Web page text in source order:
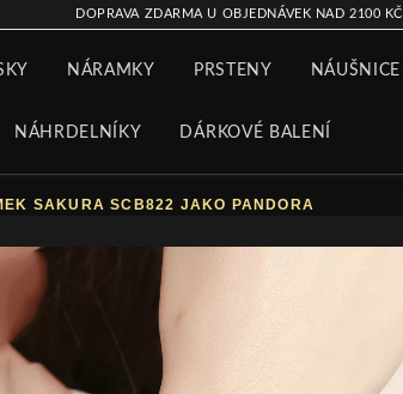
DOPRAVA ZDARMA U OBJEDNÁVEK NAD 2100 KČ
NÁRAMKY PRSTENY NÁUŠNICE
NÁHRDELNÍKY DÁRKOVÉ BALENÍ
SAKURA SCB822 JAKO PANDORA